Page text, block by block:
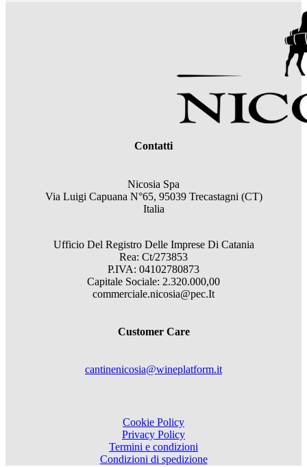
Contatti
Nicosia Spa
Via Luigi Capuana N°65, 95039 Trecastagni (CT)
Italia
Ufficio Del Registro Delle Imprese Di Catania
Rea: Ct/273853
P.IVA: 04102780873
Capitale Sociale: 2.320.000,00
commerciale.nicosia@pec.It
Customer Care
cantinenicosia@wineplatform.it
Cookie Policy
Privacy Policy
Termini e condizioni
Condizioni di spedizione